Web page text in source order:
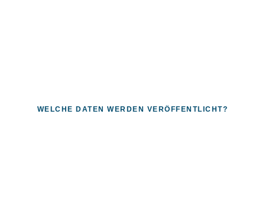
WELCHE DATEN WERDEN VERÖFFENTLICHT?